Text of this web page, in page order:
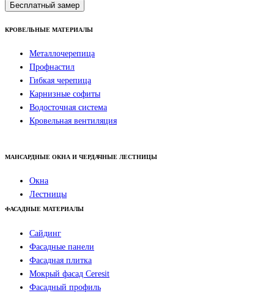
Бесплатный замер
КРОВЕЛЬНЫЕ МАТЕРИАЛЫ
Металлочерепица
Профнастил
Гибкая черепица
Карнизные софиты
Водосточная система
Кровельная вентиляция
МАНСАРДНЫЕ ОКНА И ЧЕРДАЧНЫЕ ЛЕСТНИЦЫ
Окна
Лестницы
ФАСАДНЫЕ МАТЕРИАЛЫ
Сайдинг
Фасадные панели
Фасадная плитка
Мокрый фасад Ceresit
Фасадный профиль